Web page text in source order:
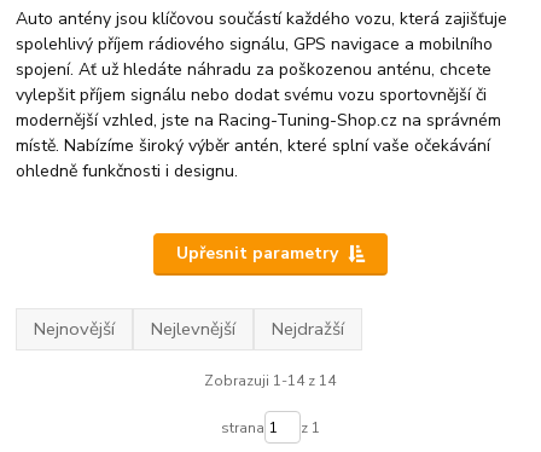
Auto antény jsou klíčovou součástí každého vozu, která zajišťuje
spolehlivý příjem rádiového signálu, GPS navigace a mobilního
spojení. Ať už hledáte náhradu za poškozenou anténu, chcete
vylepšit příjem signálu nebo dodat svému vozu sportovnější či
modernější vzhled, jste na Racing-Tuning-Shop.cz na správném
místě. Nabízíme široký výběr antén, které splní vaše očekávání
ohledně funkčnosti i designu.
Upřesnit parametry
Nejnovější Nejlevnější Nejdražší
Zobrazuji 1-14 z 14
strana z 1